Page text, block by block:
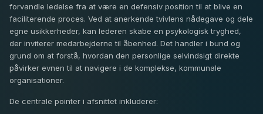
forvandle ledelse fra at være en defensiv position til at blive en
faciliterende proces. Ved at anerkende tvivlens nådegave og dele
egne usikkerheder, kan lederen skabe en psykologisk tryghed,
der inviterer medarbejderne til åbenhed. Det handler i bund og
grund om at forstå, hvordan den personlige selvindsigt direkte
påvirker evnen til at navigere i de komplekse, kommunale
organisationer.
De centrale pointer i afsnittet inkluderer: